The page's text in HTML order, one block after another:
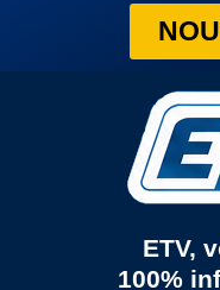
ETV,
100%